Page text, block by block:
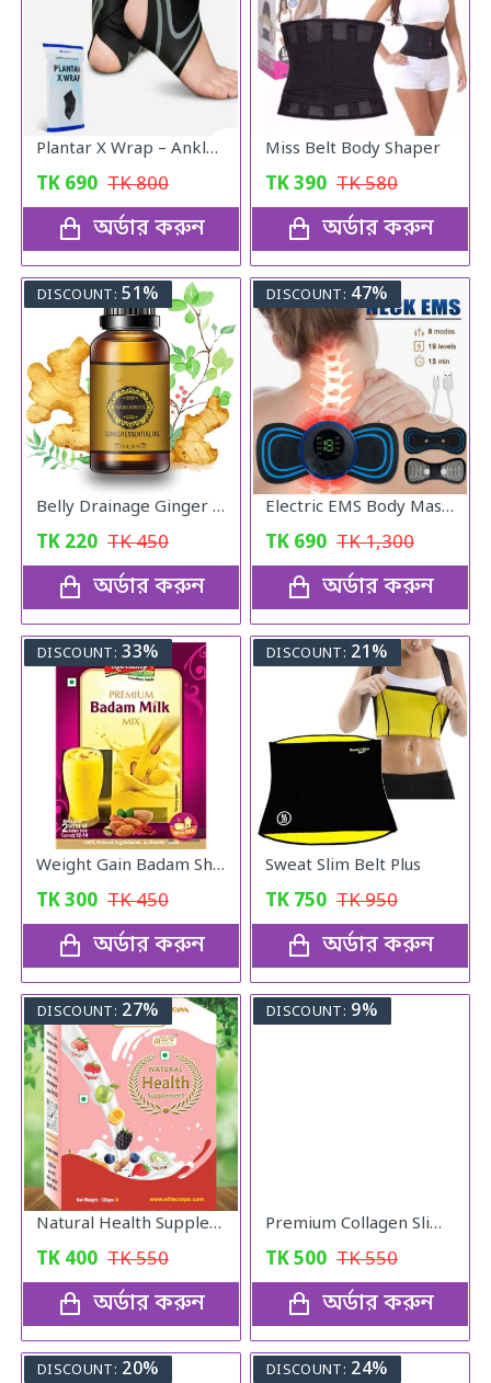
Plantar X Wrap – Ankle Support for Men & Women
TK 690 TK800
অর্ডার করুন
Miss Belt Body Shaper
TK390 TK580
অর্ডার করুন
DISCOUNT: 51%
Belly Drainage Ginger Essential Oil
TK 220 TK450
অর্ডার করুন
DISCOUNT: 47%
Electric EMS Body Massager Mat/Pad - Neck & Back Therapy
TK 690 TK1,300
অর্ডার করুন
DISCOUNT: 33%
Weight Gain Badam Shake For Healthy
TK300 TK450
অর্ডার করুন
DISCOUNT: 21%
Sweat Slim Belt Plus
TK 750 TK950
অর্ডার করুন
DISCOUNT: 27%
Natural Health Supplement 120gm
TK 400 TK550
অর্ডার করুন
DISCOUNT: 9%
Premium Collagen Slimming Coffee
TK500 TK550
অর্ডার করুন
DISCOUNT: 20% DISCOUNT: 24%